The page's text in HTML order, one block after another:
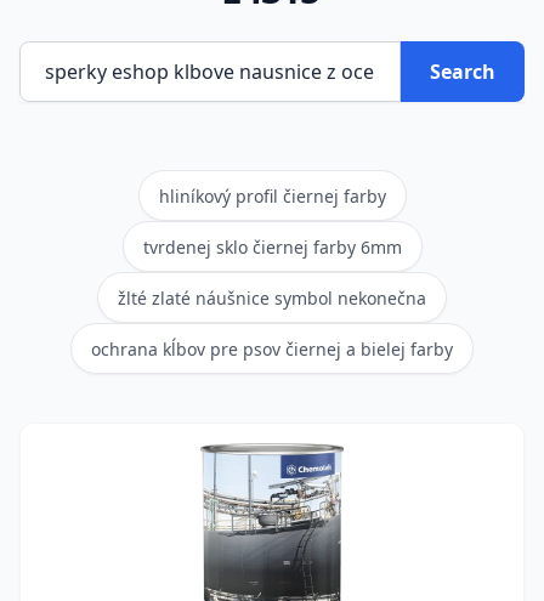
Search
hliníkový profil čiernej farby
tvrdenej sklo čiernej farby 6mm
žlté zlaté náušnice symbol nekonečna
ochrana kĺbov pre psov čiernej a bielej farby